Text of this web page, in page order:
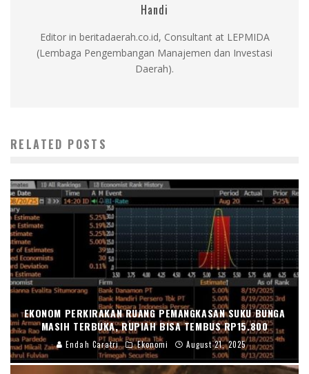
Handi
Editor in beritadaerah.co.id, Consultant at LEPMIDA
(Lembaga Pengembangan Manajemen dan Investasi
Daerah).
RELATED POSTS
EKONOM PERKIRAKAN RUANG PEMANGKASAN SUKU BUNGA
MASIH TERBUKA, RUPIAH BISA TEMBUS RP15.800
Endah Caratri Ekonomi August 21, 2025